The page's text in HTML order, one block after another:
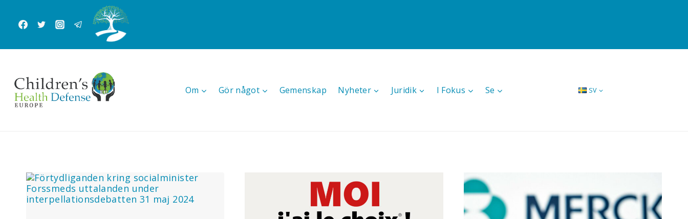
content
Om Gör något Gemenskap Nyheter Juridik I Fokus Se SV